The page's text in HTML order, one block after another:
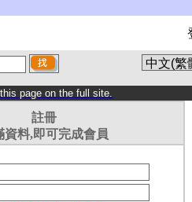
page on the full site.
註冊
資料,即可完成會員